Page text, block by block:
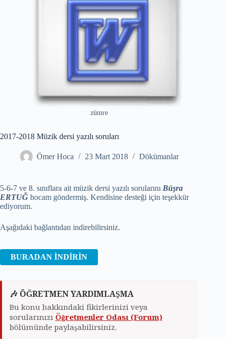
zümre
2017-2018 Müzik dersi yazılı soruları
Ömer Hoca 23 Mart 2018 Dökümanlar
5-6-7 ve 8. sınıflara ait müzik dersi yazılı sorularını Büşra
ERTUĞ hocam göndermiş. Kendisine desteği için teşekkür
ediyorum.
Aşağıdaki bağlantıdan indirebilirsiniz.
BURADAN İNDİRİN
🎶 ÖĞRETMEN YARDIMLAŞMA
Bu konu hakkındaki fikirlerinizi veya
sorularınızı Öğretmenler Odası (Forum)
bölümünde paylaşabilirsiniz.